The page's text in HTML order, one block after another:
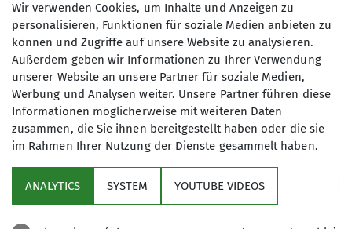
meine in das Kontaktformular eingegebenen
Daten elektronisch gesichert und zum Zweck
der Kontaktaufnahme verarbeitet und
genutzt werden. Mir ist bekannt, dass ich
meine Einwilligung jederzeit wiederrufen
kann. *
Mit (*) markierte Felder
sind Pflichtfelder
Absenden
Wir verwenden Cookies, um Inhalte und Anzeigen zu
personalisieren, Funktionen für soziale Medien anbieten zu
können und Zugriffe auf unsere Website zu analysieren.
Außerdem geben wir Informationen zu Ihrer Verwendung
unserer Website an unsere Partner für soziale Medien,
Werbung und Analysen weiter. Unsere Partner führen diese
Informationen möglicherweise mit weiteren Daten
zusammen, die Sie ihnen bereitgestellt haben oder die sie
im Rahmen Ihrer Nutzung der Dienste gesammelt haben.
ANALYTICS SYSTEM YOUTUBE VIDEOS